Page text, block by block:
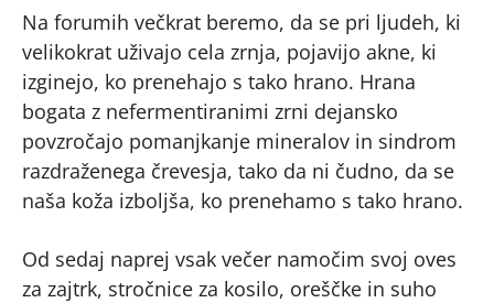
Na forumih večkrat beremo, da se pri ljudeh, ki
velikokrat uživajo cela zrnja, pojavijo akne, ki
izginejo, ko prenehajo s tako hrano. Hrana
bogata z nefermentiranimi zrni dejansko
povzročajo pomanjkanje mineralov in sindrom
razdraženega črevesja, tako da ni čudno, da se
naša koža izboljša, ko prenehamo s tako hrano.
Od sedaj naprej vsak večer namočim svoj oves
za zajtrk, stročnice za kosilo, oreščke in suho